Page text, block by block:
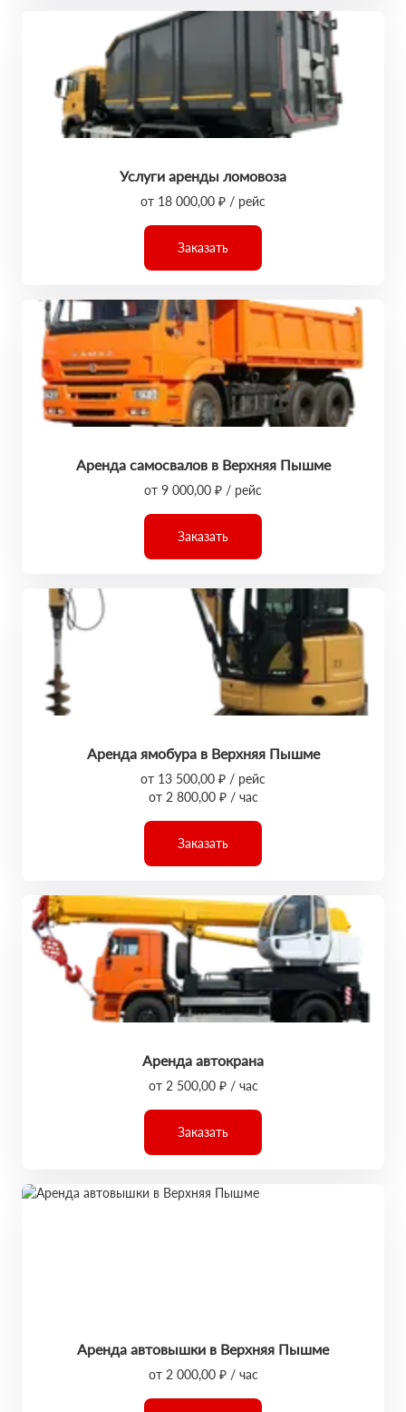
Услуги аренды ломовоза
от 18 000,00 ₽ / рейс
Заказать
Аренда самосвалов в Верхняя Пышме
от 9 000,00 ₽ / рейс
Заказать
Аренда ямобура в Верхняя Пышме
от 13 500,00 ₽ / рейс
от 2 800,00 ₽ / час
Заказать
Аренда автокрана
от 2 500,00 ₽ / час
Заказать
Аренда автовышки в Верхняя Пышме
от 2 000,00 ₽ / час